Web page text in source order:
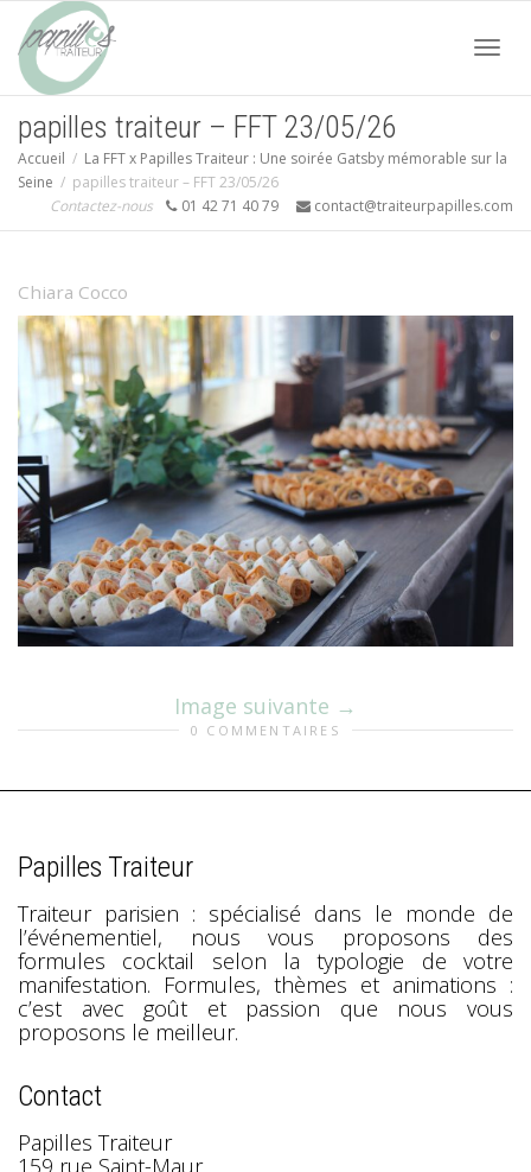
papilles traiteur – FFT 23/05/26
Accueil
La FFT x Papilles Traiteur : Une soirée Gatsby mémorable sur la
Seine
papilles traiteur – FFT 23/05/26
Contactez-nous
01 42 71 40 79 contact@traiteurpapilles.com
Chiara Cocco
Image suivante
0 COMMENTAIRES
Papilles Traiteur
Traiteur parisien : spécialisé dans le monde de
l’événementiel, nous vous proposons des
formules cocktail selon la typologie de votre
manifestation. Formules, thèmes et animations :
c’est avec goût et passion que nous vous
proposons le meilleur.
Contact
Papilles Traiteur